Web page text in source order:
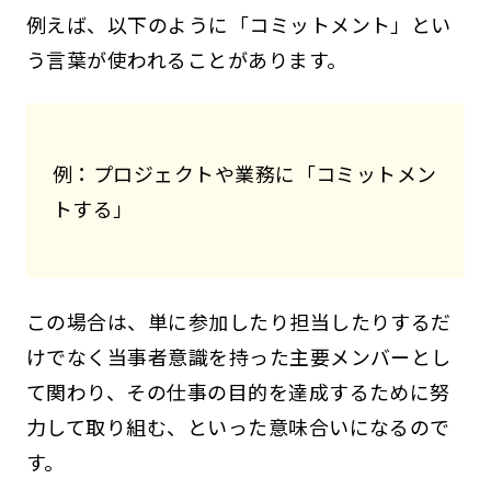
例えば、以下のように「コミットメント」とい
う言葉が使われることがあります。
例：プロジェクトや業務に「コミットメン
トする」
この場合は、単に参加したり担当したりするだ
けでなく当事者意識を持った主要メンバーとし
て関わり、その仕事の目的を達成するために努
力して取り組む、といった意味合いになるので
す。